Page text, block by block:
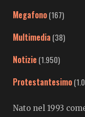
Megafono(167)
Multimedia (38)
Notizie (1.950)
Protestantesimo
Nato nel 1993